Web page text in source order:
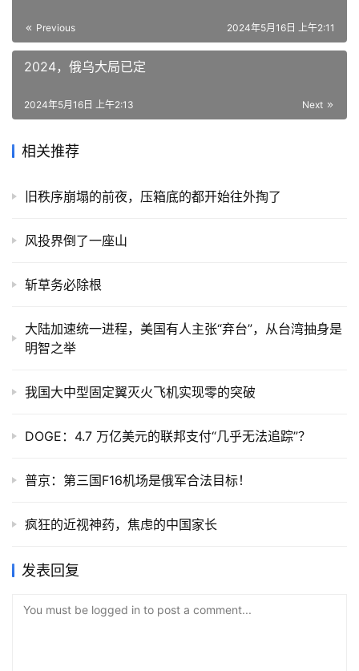
Previous 2024年5月16日 上午2:11
2024，俄乌大局已定
Next
2024年5月16日 上午2:13
相关推荐
旧秩序崩塌的前夜，压箱底的都开始往外掏了
风投界倒了一座山
斩草务必除根
大陆加速统一进程，美国有人主张“弃台”，从台湾抽身是
明智之举
我国大中型固定翼灭火飞机实现零的突破
DOGE：4.7 万亿美元的联邦支付“几乎无法追踪”？
普京：第三国F16机场是俄军合法目标！
疯狂的近视神药，焦虑的中国家长
发表回复
You must be logged in to post a comment...